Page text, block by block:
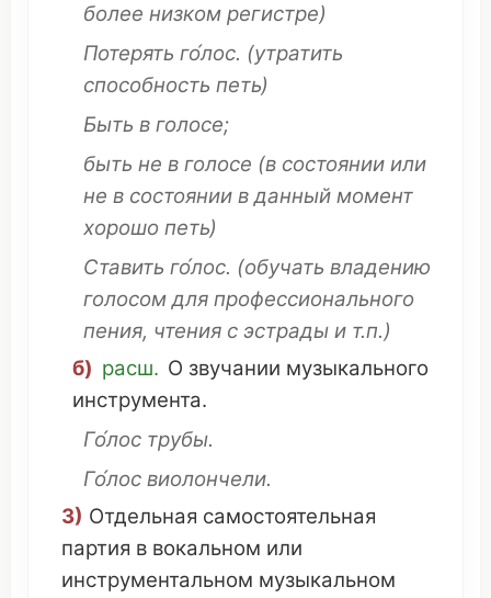
более низком регистре)
Потерять го́лос. (утратить
способность петь)
Быть в голосе;
быть не в голосе (в состоянии или
не в состоянии вданный момент
хорошо петь)
Ставить го́лос. (обучать владению
голосом для профессионального
пения, чтения с эстрады и т.п.)
б) расш. О звучании музыкального
инструмента.
Го́лос трубы.
Го́лос виолончели.
3) Отдельная самостоятельная
партия в вокальном или
инструментальном музыкальном